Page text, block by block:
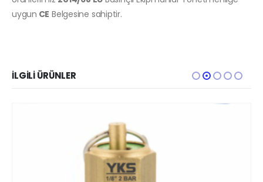
uygun CE Belgesine sahiptir.
İLGILI ÜRÜNLER